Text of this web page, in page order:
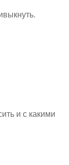
и с какими